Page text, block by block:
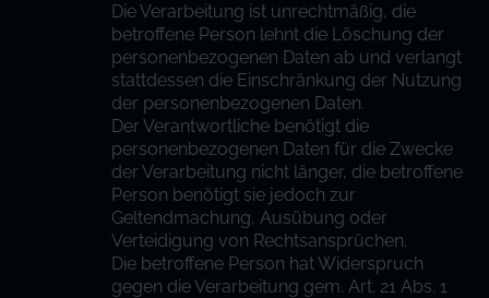
Die Verarbeitung ist unrechtmäßig, die
betroffene Person lehnt die Löschung der
personenbezogenen Daten ab und verlangt
stattdessen die Einschränkung der Nutzung
der personenbezogenen Daten.
Der Verantwortliche benötigt die
personenbezogenen Daten für die Zwecke
der Verarbeitung nicht länger, die betroffene
Person benötigt sie jedoch zur
Geltendmachung, Ausübung oder
Verteidigung von Rechtsansprüchen.
Die betroffene Person hat Widerspruch
gegen die Verarbeitung gem. Art. 21 Abs. 1